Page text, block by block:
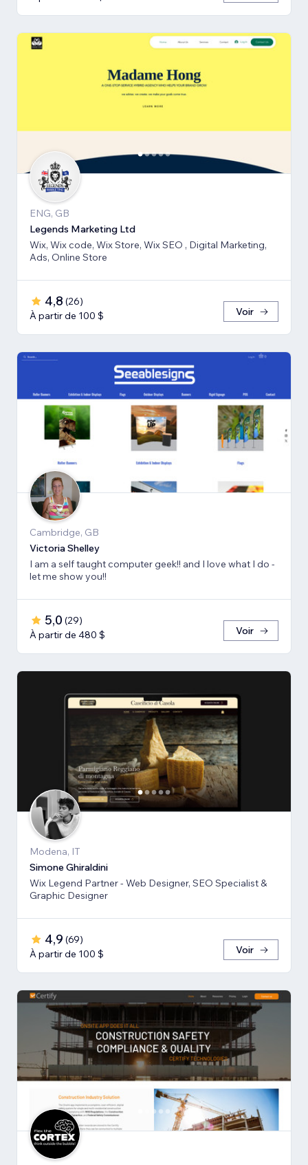
ENG, GB
Legends Marketing Ltd
Wix, Wix code, Wix Store, Wix SEO , Digital Marketing,
Ads, Online Store
4,8 (26)
À partir de 100 $
Voir
Cambridge, GB
Victoria Shelley
I am a self taught computer geek!! and I love what I do -
let me show you!!
5,0 (29)
À partir de 480 $
Voir
Modena, IT
Simone Ghiraldini
Wix Legend Partner - Web Designer, SEO Specialist &
Graphic Designer
4,9 (69)
À partir de 100 $
Voir